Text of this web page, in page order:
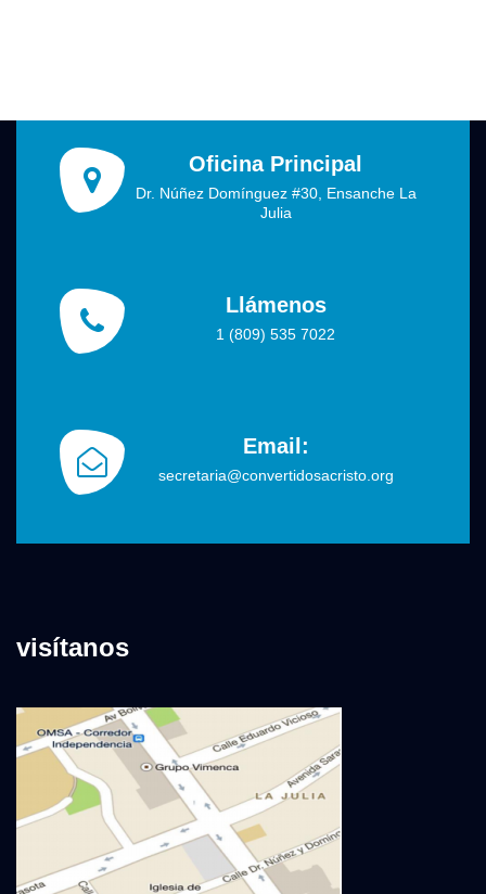
Oficina Principal
Dr. Núñez Domínguez #30, Ensanche La
Julia
Llámenos
1 (809) 535 7022
Email:
secretaria@convertidosacristo.org
visítanos